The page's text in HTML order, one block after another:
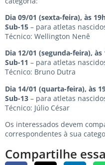
Dia 09/01 (sexta-feira), às
Sub-15 – para atletas
Técnico: Wellington Nenê
Dia 12/01 (segunda-feira), às
Sub-11 – para atletas
Técnico: Bruno Dutra
Dia 14/01 (quarta-feira), às
Sub-13 – para atletas
Técnico: Júlio César
Os interessados devem
correspondentes à sua
Compartilhe